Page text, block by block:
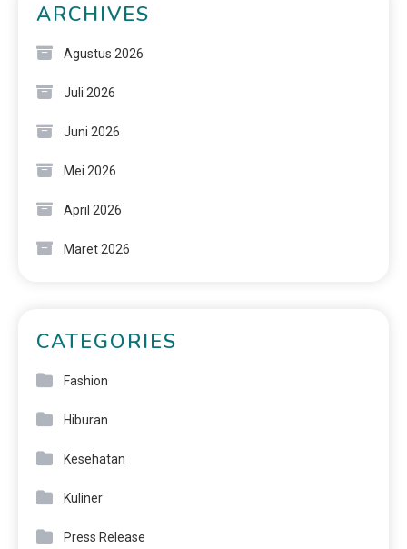
ARCHIVES
Agustus 2026
Juli 2026
Juni 2026
Mei 2026
April 2026
Maret 2026
CATEGORIES
Fashion
Hiburan
Kesehatan
Kuliner
Press Release